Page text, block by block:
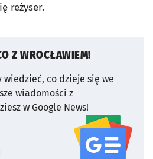
reżyser.
Z WROCŁAWIEM!
wiedzieć, co dzieje się we
wiadomości z
w Google News!
serwisu